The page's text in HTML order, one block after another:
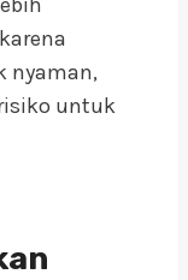
nyaman,
untuk